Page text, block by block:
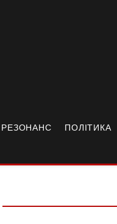
РЕЗОНАНС ПОЛІТИКА